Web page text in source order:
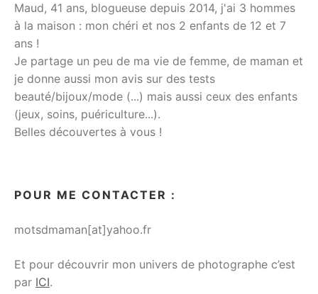
Maud, 41 ans, blogueuse depuis 2014, j'ai 3 hommes
à la maison : mon chéri et nos 2 enfants de 12 et 7
ans !
Je partage un peu de ma vie de femme, de maman et
je donne aussi mon avis sur des tests
beauté/bijoux/mode (...) mais aussi ceux des enfants
(jeux, soins, puériculture...).
Belles découvertes à vous !
POUR ME CONTACTER :
motsdmaman[at]yahoo.fr
Et pour découvrir mon univers de photographe c’est
par ICI.